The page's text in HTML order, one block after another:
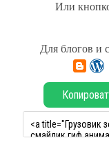
Или
Для блогов и